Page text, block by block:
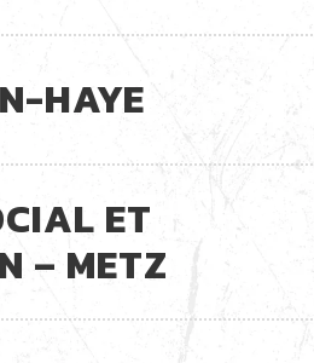
HAYE
ET
– METZ